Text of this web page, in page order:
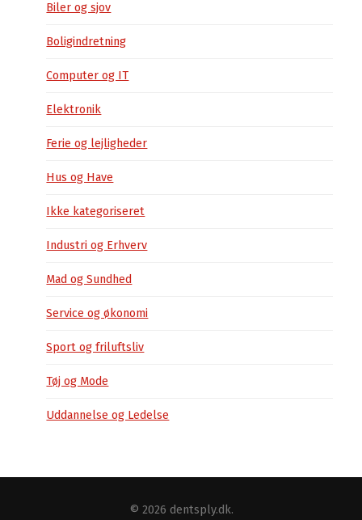
Biler og sjov
Boligindretning
Computer og IT
Elektronik
Ferie og lejligheder
Hus og Have
Ikke kategoriseret
Industri og Erhverv
Mad og Sundhed
Service og økonomi
Sport og friluftsliv
Tøj og Mode
Uddannelse og Ledelse
© 2026 dentsply.dk.